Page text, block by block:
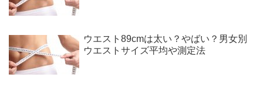
ウエスト89cmは太い？やばい？男女別
ウエストサイズ平均や測定法